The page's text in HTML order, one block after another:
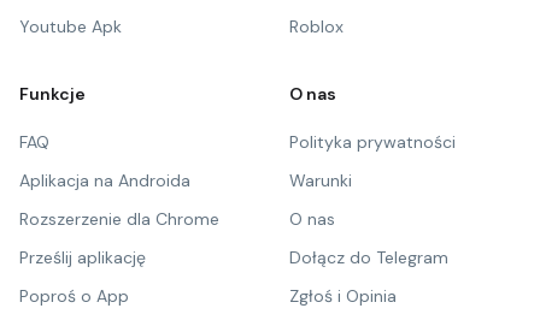
Youtube Apk
Roblox
Funkcje
FAQ
Aplikacja na Androida
Rozszerzenie dla Chrome
Prześlij aplikację
Poproś o App
O nas
Polityka prywatności
Warunki
O nas
Dołącz do Telegram
Zgłoś i Opinia